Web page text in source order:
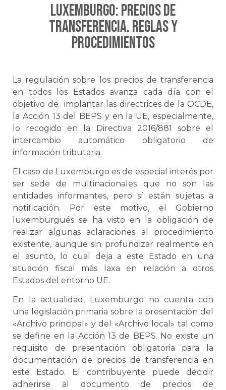
LUXEMBURGO: Precios de
Transferencia. Reglas y
procedimientos
La regulación sobre los precios de transferencia
en todos los Estados avanza cada día con el
objetivo de implantar las directrices de la OCDE,
la Acción 13 del BEPS y en la UE, especialmente,
lo recogido en la Directiva 2016/881 sobre el
intercambio automático obligatorio de
información tributaria.
El caso de Luxemburgo es de especial interés por
ser sede de multinacionales que no son las
entidades informantes, pero sí están sujetas a
notificación. Por este motivo, el Gobierno
luxemburgués se ha visto en la obligación de
realizar algunas aclaraciones al procedimiento
existente, aunque sin profundizar realmente en
el asunto, lo cual deja a este Estado en una
situación fiscal más laxa en relación a otros
Estados del entorno UE.
En la actualidad, Luxemburgo no cuenta con
una legislación primaria sobre la presentación del
«Archivo principal» y del «Archivo local» tal como
se define en la Acción 13 de BEPS. No existe un
requisito de presentación obligatoria para la
documentación de precios de transferencia en
este Estado. El contribuyente puede decidir
adherirse al documento de precios de